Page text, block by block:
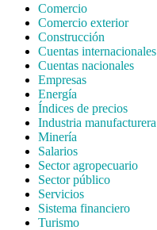
Comercio
Comercio exterior
Construcción
Cuentas internacionales
Cuentas nacionales
Empresas
Energía
Índices de precios
Industria manufacturera
Minería
Salarios
Sector agropecuario
Sector público
Servicios
Sistema financiero
Turismo